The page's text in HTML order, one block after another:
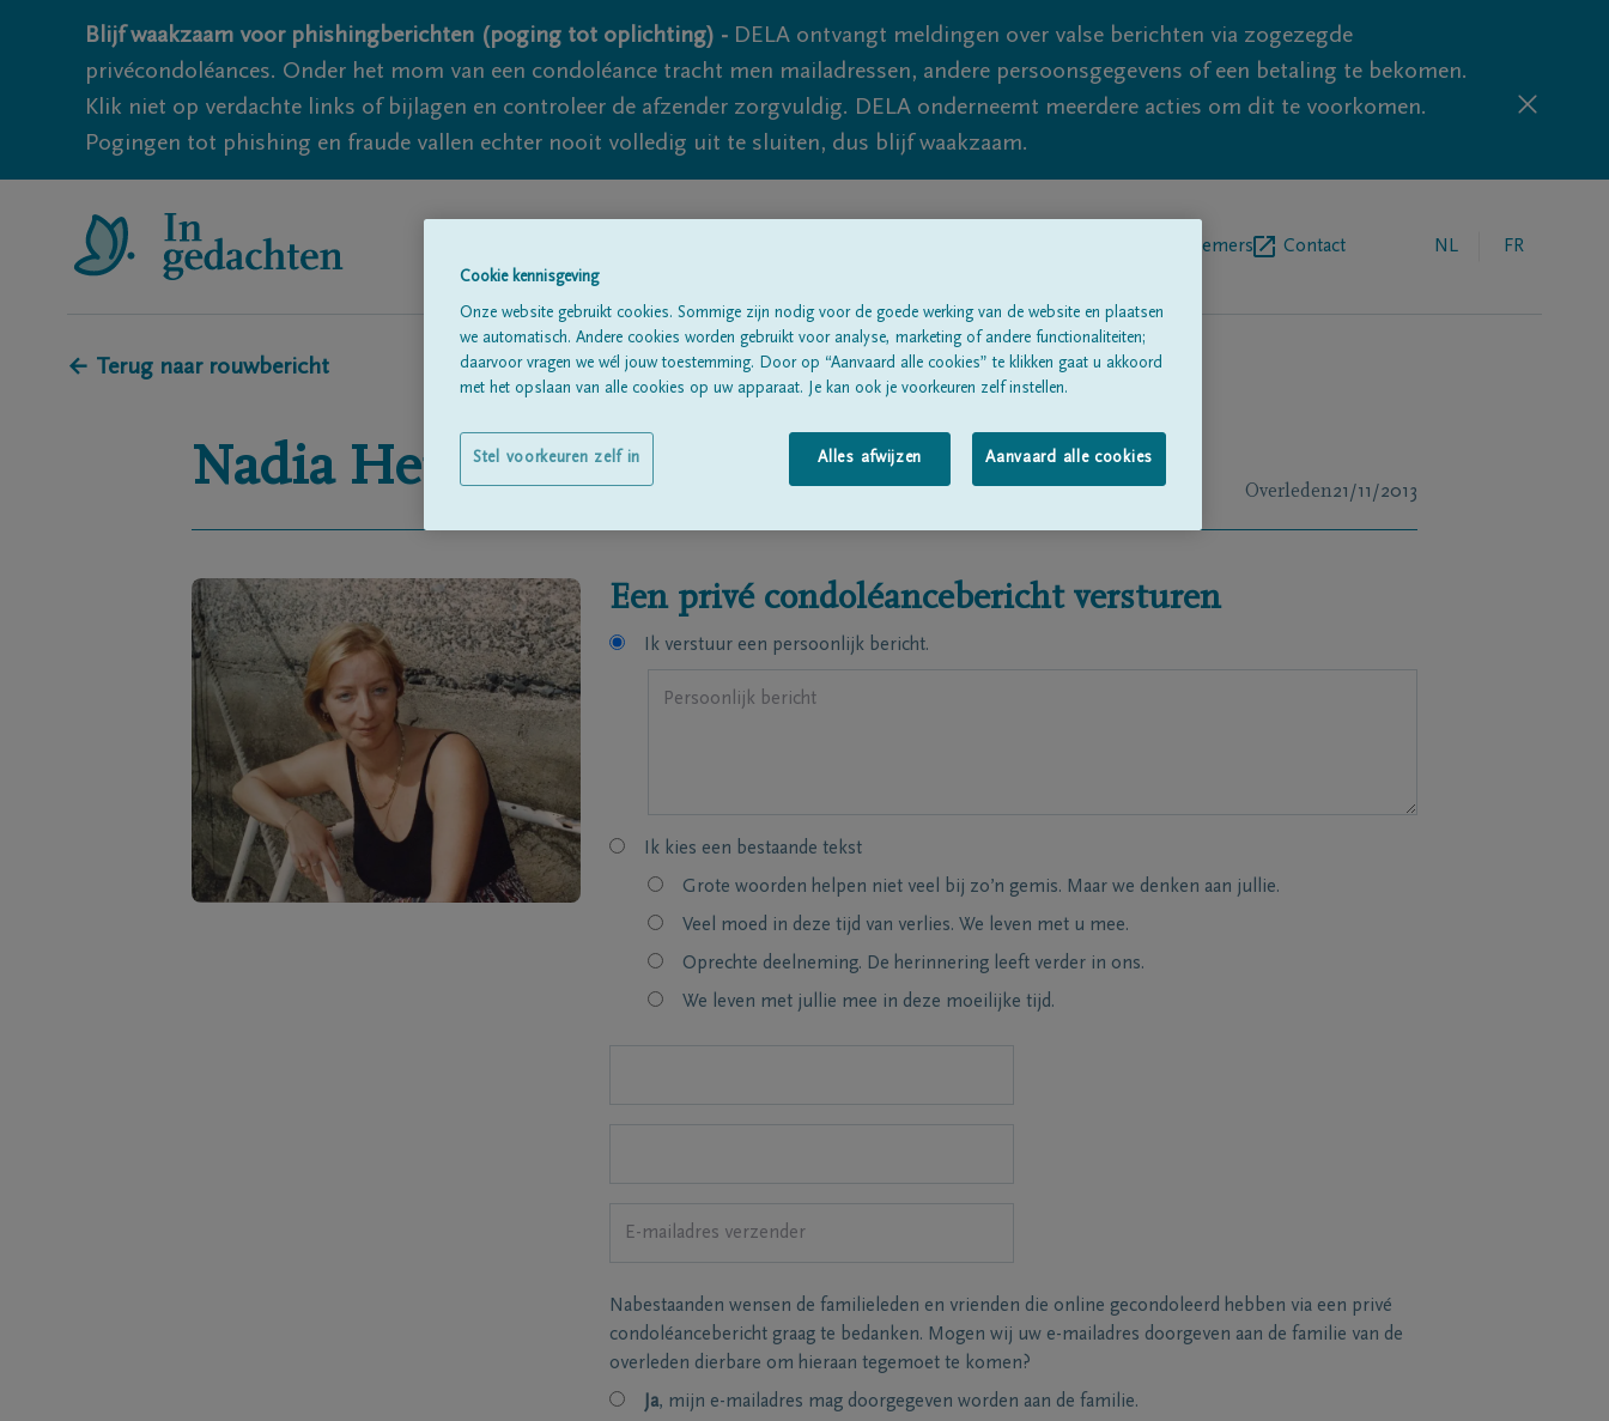
Blijf waakzaam voor phishingberichten (poging tot oplichting) - DELA ontvangt meldingen over valse berichten via zogezegde
privécondoléances. Onder het mom van een condoléance tracht men mailadressen, andere persoonsgegevens of een betaling te bekomen.
Klik niet op verdachte links of bijlagen en controleer de afzender zorgvuldig. DELA onderneemt meerdere acties om dit te voorkomen.
Pogingen tot phishing en fraude vallen echter nooit volledig uit te sluiten, dus blijf waakzaam.
Begrafenisondernemers Contact NL FR
← Terug naar rouwbericht
Nadia Hertsens Overleden21/11/2013
Een privé condoléancebericht versturen
Ik verstuur een persoonlijk bericht.
Ik kies een bestaande tekst
Grote woorden helpen niet veel bij zo’n gemis. Maar we denken aan jullie.
Veel moed in deze tijd van verlies. We leven met u mee.
Oprechte deelneming. De herinnering leeft verder in ons.
We leven met jullie mee in deze moeilijke tijd.
Nabestaanden wensen de familieleden en vrienden die online gecondoleerd hebben via een privé
condoléancebericht graag te bedanken. Mogen wij uw e-mailadres doorgeven aan de familie van de
overleden dierbare om hieraan tegemoet te komen?
Ja, mijn e-mailadres mag doorgegeven worden aan de familie.
Cookie kennisgeving
Onze website gebruikt cookies. Sommige zijn nodig voor de goede werking van de website en plaatsen
we automatisch. Andere cookies worden gebruikt voor analyse, marketing of andere functionaliteiten;
daarvoor vragen we wél jouw toestemming. Door op “Aanvaard alle cookies” te klikken gaat u akkoord
met het opslaan van alle cookies op uw apparaat. Je kan ook je voorkeuren zelf instellen.
Alles afwijzen Aanvaard alle cookies
Stel voorkeuren zelf in